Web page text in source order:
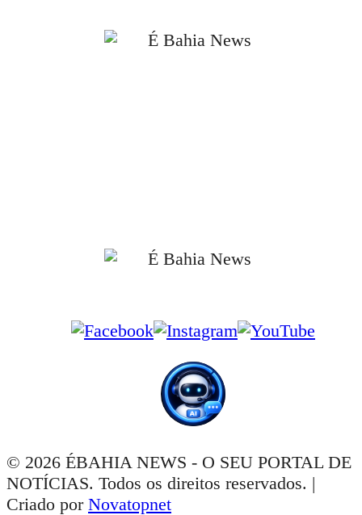
© 2026 ÉBAHIA NEWS - O SEU PORTAL DE
NOTÍCIAS. Todos os direitos reservados. |
Criado por Novatopnet